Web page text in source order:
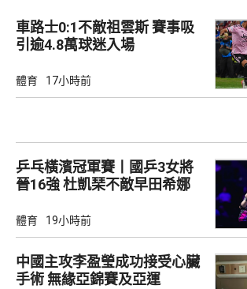
車路士0:1不敵祖雲斯 賽事吸
引逾4.8萬球迷入場
體育 17小時前
乒乓橫濱冠軍賽丨國乒3女將
晉16強 杜凱琹不敵早田希娜
體育 19小時前
中國主攻李盈瑩成功接受心臟
手術 無緣亞錦賽及亞運